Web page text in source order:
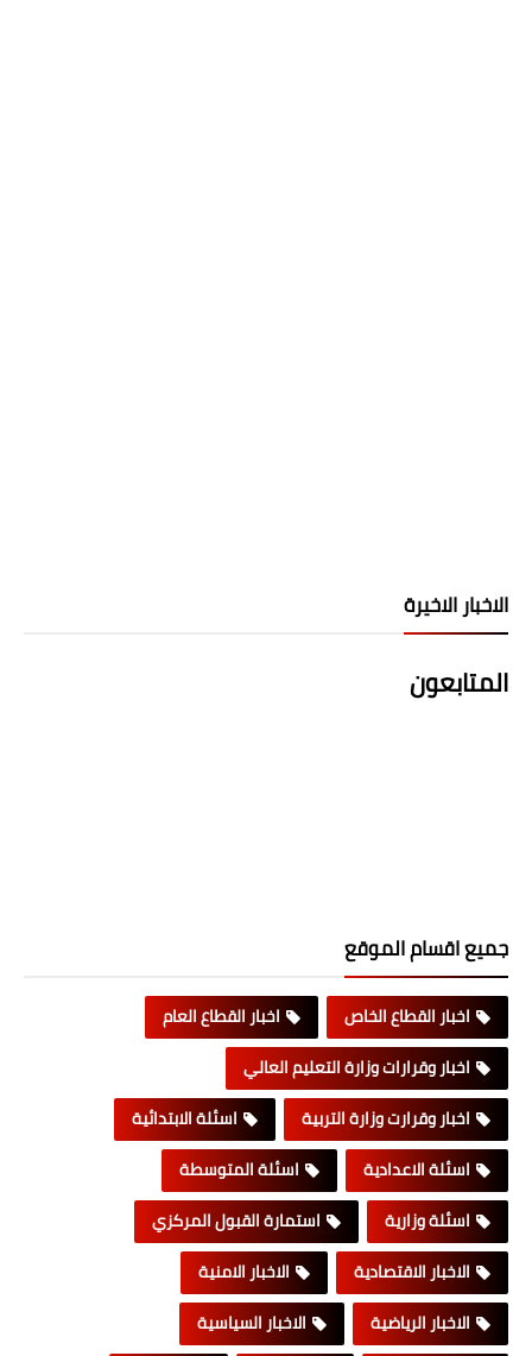
الاخبار الاخيرة
المتابعون
جميع اقسام الموقع
اخبار القطاع الخاص
اخبار القطاع العام
اخبار وقرارات وزارة التعليم العالي
اخبار وقرارت وزارة التربية
اسئلة الابتدائية
اسئلة الاعدادية
اسئلة المتوسطة
اسئلة وزارية
استمارة القبول المركزي
الاخبار الاقتصادية
الاخبار الامنية
الاخبار الرياضية
الاخبار السياسية